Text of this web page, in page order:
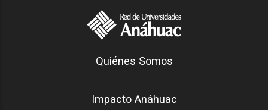
Generación Anáhuac
Quiénes Somos
Impacto Anáhuac